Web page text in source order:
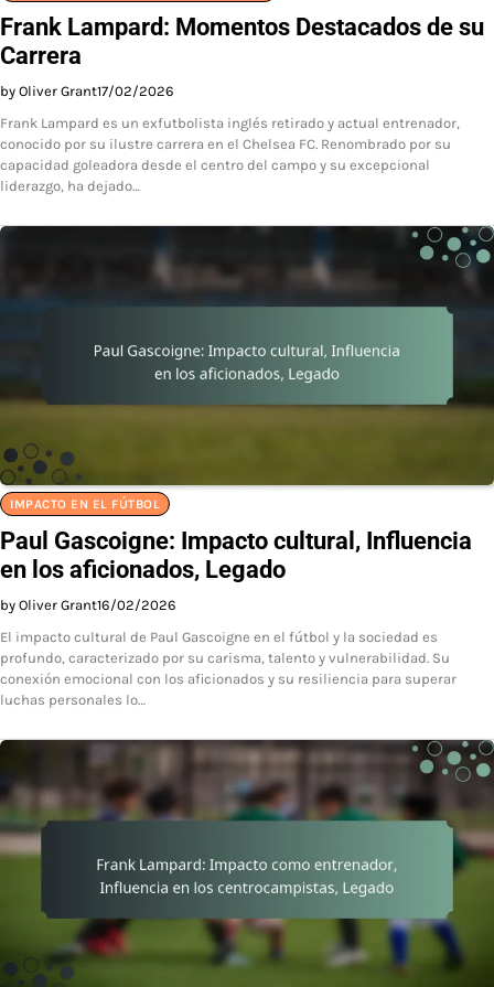
Frank Lampard: Momentos Destacados de su
Carrera
by Oliver Grant17/02/2026
Frank Lampard es un exfutbolista inglés retirado y actual entrenador,
conocido por su ilustre carrera en el Chelsea FC. Renombrado por su
capacidad goleadora desde el centro del campo y su excepcional
liderazgo, ha dejado…
IMPACTO EN EL FÚTBOL
Paul Gascoigne: Impacto cultural, Influencia
en los aficionados, Legado
by Oliver Grant16/02/2026
El impacto cultural de Paul Gascoigne en el fútbol y la sociedad es
profundo, caracterizado por su carisma, talento y vulnerabilidad. Su
conexión emocional con los aficionados y su resiliencia para superar
luchas personales lo…